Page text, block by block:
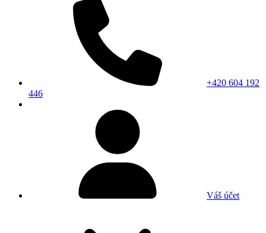
+420 604 192
446
Váš účet